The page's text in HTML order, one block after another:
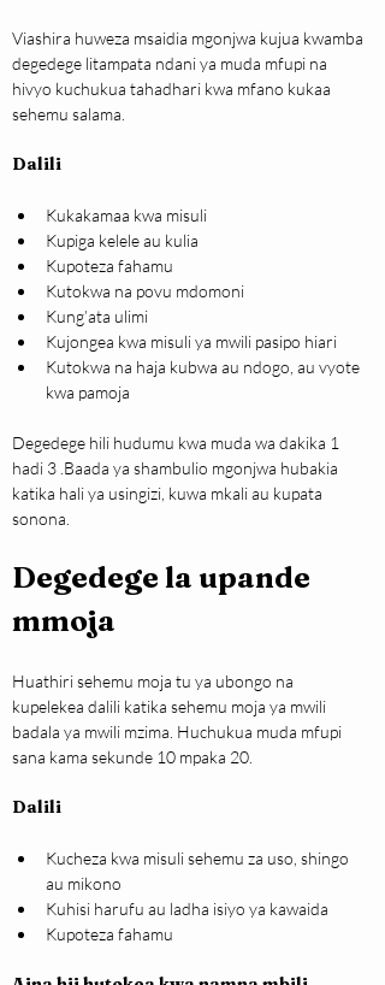
Viashira huweza msaidia mgonjwa kujua kwamba
degedege litampata ndani ya muda mfupi na
hivyo kuchukua tahadhari kwa mfano kukaa
sehemu salama.
Dalili
Kukakamaa kwa misuli
Kupiga kelele au kulia
Kupoteza fahamu
Kutokwa na povu mdomoni
Kung’ata ulimi
Kujongea kwa misuli ya mwili pasipo hiari
Kutokwa na haja kubwa au ndogo, au vyote
kwa pamoja
Degedege hili hudumu kwa muda wa dakika 1
hadi 3 .Baada ya shambulio mgonjwa hubakia
katika hali ya usingizi, kuwa mkali au kupata
sonona.
Degedege la upande
mmoja
Huathiri sehemu moja tu ya ubongo na
kupelekea dalili katika sehemu moja ya mwili
badala ya mwili mzima. Huchukua muda mfupi
sana kama sekunde 10 mpaka 20.
Dalili
Kucheza kwa misuli sehemu za uso, shingo
au mikono
Kuhisi harufu au ladha isiyo ya kawaida
Kupoteza fahamu